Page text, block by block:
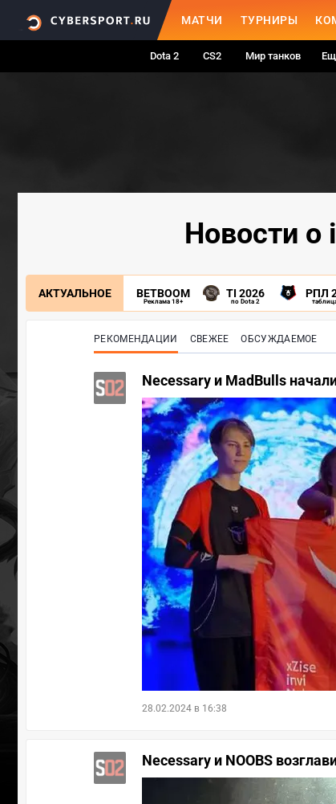
МАТЧИ ТУРНИРЫ
Dota 2 CS2 Мир танков
Новости о
АКТУАЛЬНОЕ BETBOOM
Реклама 18+
TI 2026
по Dota 2
РПЛ
РЕКОМЕНДАЦИИ СВЕЖЕЕ ОБСУЖДАЕМОЕ
Necessary и MadBulls
28.02.2024 в 16:38
Necessary и NOOBS